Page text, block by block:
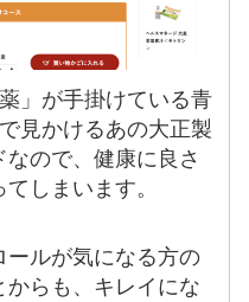
」が手掛けている青
見かけるあの大正製
ので、健康に良さ
しまいます。
ールが気になる方の
らも、キレイにな